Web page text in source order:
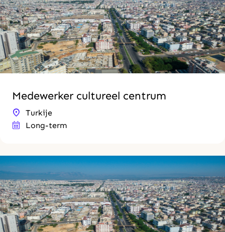
Medewerker cultureel centrum
Turkije
Long-term